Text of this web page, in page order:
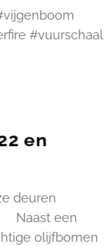
#vuurschaal
en
deuren
Naast een
olijfbomen